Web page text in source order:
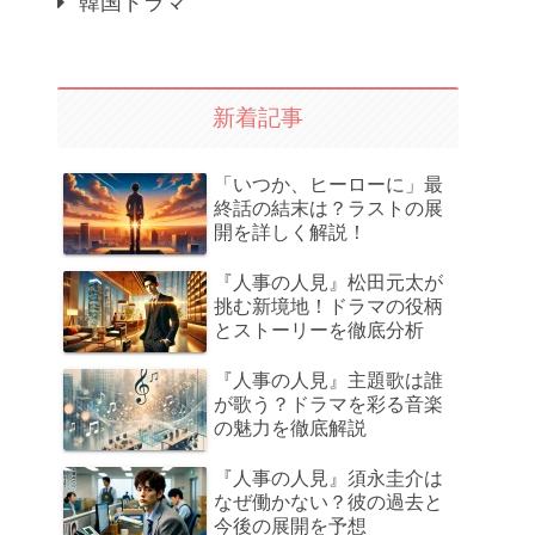
新着記事
「いつか、ヒーローに」最
終話の結末は？ラストの展
開を詳しく解説！
『人事の人見』松田元太が
挑む新境地！ドラマの役柄
とストーリーを徹底分析
『人事の人見』主題歌は誰
が歌う？ドラマを彩る音楽
の魅力を徹底解説
『人事の人見』須永圭介は
なぜ働かない？彼の過去と
今後の展開を予想